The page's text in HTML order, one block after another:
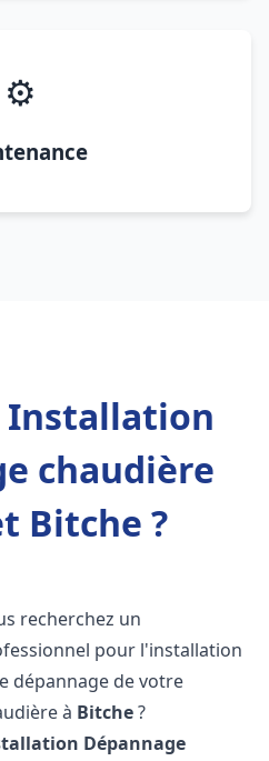
⚙️
Installation
chaudière
Bitche ?
recherchez un
pour l'installation
dépannage de votre
à Bitche?
Dépannage